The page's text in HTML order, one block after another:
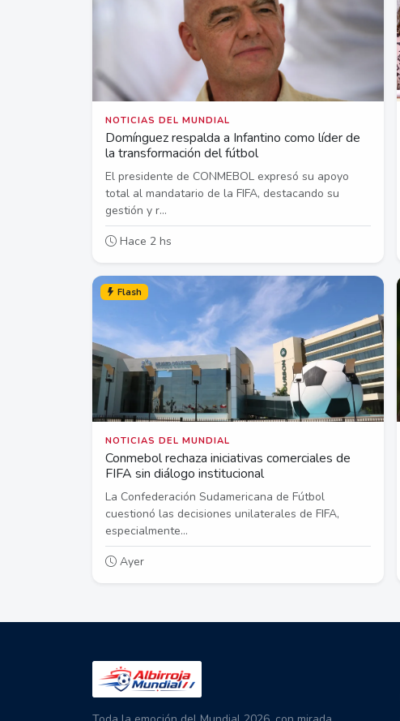
NOTICIAS DEL MUNDIAL
Domínguez respalda a Infantino como líder de
la transformación del fútbol
El presidente de CONMEBOL expresó su apoyo
total al mandatario de la FIFA, destacando su
gestión y r...
Hace 2 hs
Flash
NOTICIAS DEL MUNDIAL
Conmebol rechaza iniciativas comerciales de
FIFA sin diálogo institucional
La Confederación Sudamericana de Fútbol
cuestionó las decisiones unilaterales de FIFA,
especialmente...
Ayer